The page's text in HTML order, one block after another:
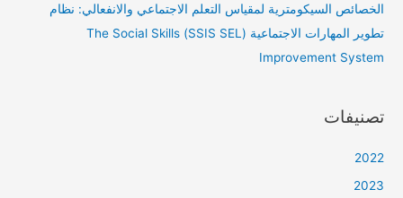
الخصائص السيكومترية لمقياس التعلم الاجتماعي والانفعالي: نظام
تطوير المهارات الاجتماعية (SSIS SEL) The Social Skills
Improvement System
تصنيفات
2022
2023